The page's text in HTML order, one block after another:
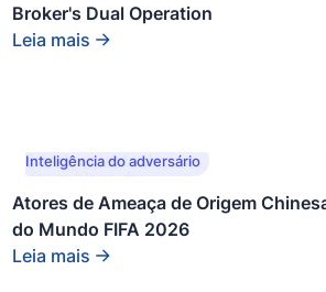
Broker's Dual Operation
Leia mais
Este é um texto dentro
de um bloco div.
Inteligência do adversário
Atores de Ameaça de Origem
do Mundo FIFA 2026
Leia mais